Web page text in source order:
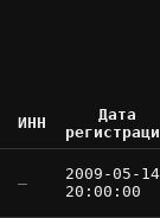
ИНН
Дата
—
2009-05-14
20:00:00